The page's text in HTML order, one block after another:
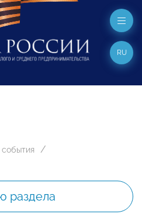
RU
события
раздела